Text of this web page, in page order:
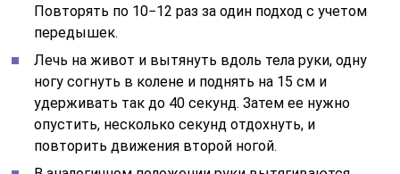
Повторять по 10−12 раз за один подход с учетом
передышек.
Лечь на живот и вытянуть вдоль тела руки, одну
ногу согнуть в колене и поднять на 15 см и
удерживать так до 40 секунд. Затем ее нужно
опустить, несколько секунд отдохнуть, и
повторить движения второй ногой.